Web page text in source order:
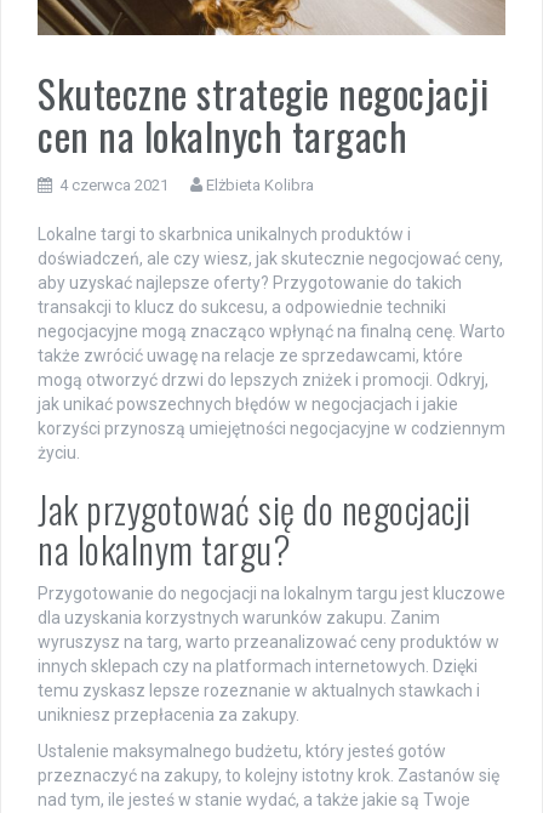
Skuteczne strategie negocjacji
cen na lokalnych targach
4 czerwca 2021 Elżbieta Kolibra
Lokalne targi to skarbnica unikalnych produktów i
doświadczeń, ale czy wiesz, jak skutecznie negocjować ceny,
aby uzyskać najlepsze oferty? Przygotowanie do takich
transakcji to klucz do sukcesu, a odpowiednie techniki
negocjacyjne mogą znacząco wpłynąć na finalną cenę. Warto
także zwrócić uwagę na relacje ze sprzedawcami, które
mogą otworzyć drzwi do lepszych zniżek i promocji. Odkryj,
jak unikać powszechnych błędów w negocjacjach i jakie
korzyści przynoszą umiejętności negocjacyjne w codziennym
życiu.
Jak przygotować się do negocjacji
na lokalnym targu?
Przygotowanie do negocjacji na lokalnym targu jest kluczowe
dla uzyskania korzystnych warunków zakupu. Zanim
wyruszysz na targ, warto przeanalizować ceny produktów w
innych sklepach czy na platformach internetowych. Dzięki
temu zyskasz lepsze rozeznanie w aktualnych stawkach i
unikniesz przepłacenia za zakupy.
Ustalenie maksymalnego budżetu, który jesteś gotów
przeznaczyć na zakupy, to kolejny istotny krok. Zastanów się
nad tym, ile jesteś w stanie wydać, a także jakie są Twoje